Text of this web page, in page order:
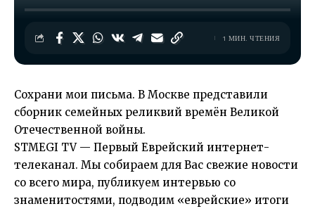
1 МИН. ЧТЕНИЯ
Сохрани мои письма. В Москве представили
сборник семейных реликвий времён Великой
Отечественной войны.
STMEGI TV — Первый Еврейский интернет-
телеканал. Мы собираем для Вас свежие новости
со всего мира, публикуем интервью со
знаменитостями, подводим «еврейские» итоги